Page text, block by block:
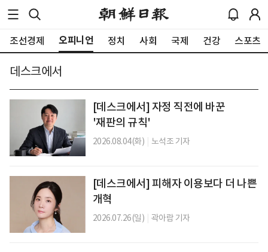
조선경제 오피니언 정치 사회 국제 건강 스포츠
데스크에서
[데스크에서] 자정 직전에 바꾼
'재판의 규칙'
2026.08.04(화) 노석조 기자
[데스크에서] 피해자 이용보다 더 나쁜
개혁
2026.07.26(일) 곽아람 기자